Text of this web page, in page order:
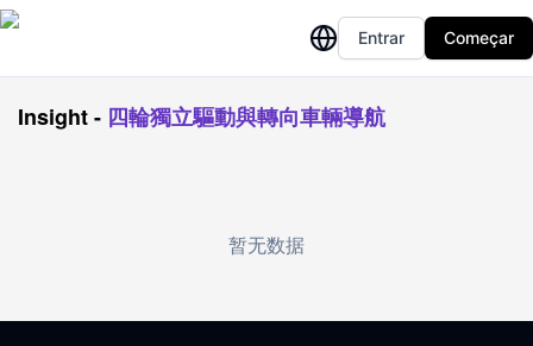
Entrar Começar
Insight- 四輪獨立驅動與轉向車輛導航
暂无数据